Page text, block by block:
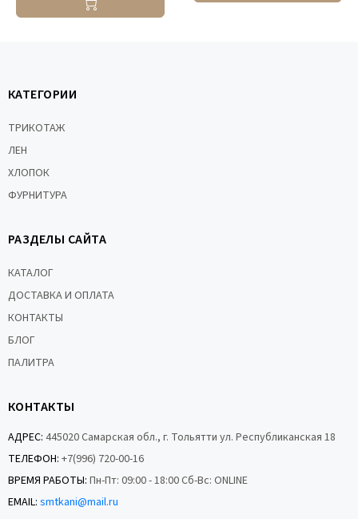
КАТЕГОРИИ
ТРИКОТАЖ
ЛЕН
ХЛОПОК
ФУРНИТУРА
РАЗДЕЛЫ САЙТА
КАТАЛОГ
ДОСТАВКА И ОПЛАТА
КОНТАКТЫ
БЛОГ
ПАЛИТРА
КОНТАКТЫ
АДРЕС: 445020 Самарская обл., г. Тольятти ул. Республиканская 18
ТЕЛЕФОН: +7(996) 720-00-16
ВРЕМЯ РАБОТЫ: Пн-Пт: 09:00 - 18:00 Сб-Вс: ONLINE
EMAIL: smtkani@mail.ru